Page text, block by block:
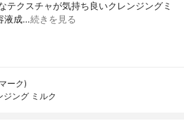
テクスチャが気持ち良いクレンジングミ
液成…続きを見る
ーク)
ジング ミルク